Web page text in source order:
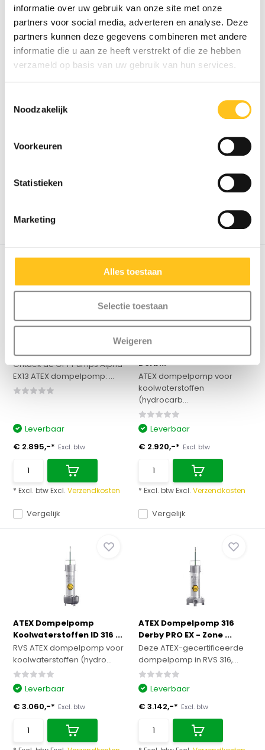
informatie over uw gebruik van onze site met onze
partners voor social media, adverteren en analyse. Deze
partners kunnen deze gegevens combineren met andere
informatie die u aan ze heeft verstrekt of die ze hebben
verzameld op basis van uw gebruik van hun services.
Noodzakelijk
Voorkeuren
Statistieken
Marketing
Alles toestaan
Selectie toestaan
Weigeren
ATEX dompelpomp voor
zone 1 en 2. Deze industrie...
Leverbaar
ATEX dompelpomp voor
zone 1 en 2. Deze industrie...
ATEX Dompelpomp Alpha
EX13 - Zone 1/2 - ...
Ontdek de OFT Pumps Alpha
EX13 ATEX dompelpomp: ...
Vergelijk
Leverbaar
€ 2.895,-* Excl. btw
* Excl. btw Excl.Verzendkosten
ATEX Dompelpomp
Derb...
ATEX dompelpomp voor
koolwaterstoffen
(hydrocarb...
Vergelijk
Leverbaar
€ 2.920,-* Excl. btw
* Excl. btw Excl. Verzendkosten
ATEX Dompelpomp
Koolwaterstoffen ID 316 ...
RVS ATEX dompelpomp voor
koolwaterstoffen (hydro...
Leverbaar
€ 3.060,-* Excl. btw
ATEX Dompelpomp 316
Derby PRO EX - Zone ...
Deze ATEX-gecertificeerde
dompelpomp in RVS 316,...
Leverbaar
€ 3.142,-* Excl. btw